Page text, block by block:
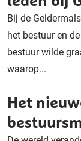
Bij de
het bestuur en
bestuur wilde
waarop...
Het